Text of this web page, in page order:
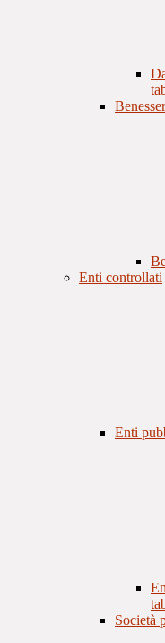
Enti controllati
Enti
Società